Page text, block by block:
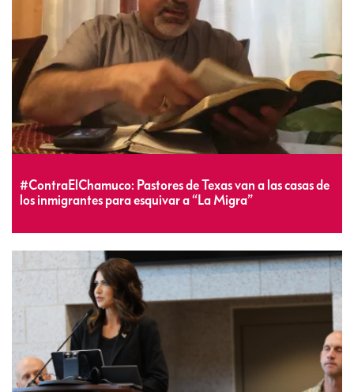
#ContraElChamuco: Pastores de Texas van a las casas de
los inmigrantes para esquivar a “La Migra”